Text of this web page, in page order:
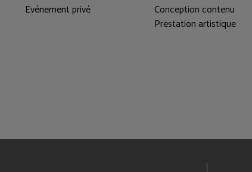
Evénement privé
Conception contenu
Prestation artistique